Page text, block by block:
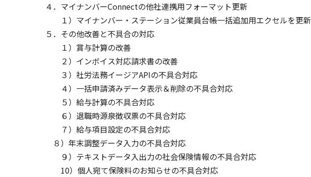
４．マイナンバーConnectの他社連携用フォーマット更新
１）マイナンバー・ステーション従業員台帳一括追加用エクセルを更新
５．その他改善と不具合の対応
１）賞与計算の改善
２）インボイス対応請求書の改善
３）社労法務イージアAPIの不具合対応
４）一括申請済みデータ表示＆削除の不具合対応
５）給与計算の不具合対応
６）退職時源泉徴収票の不具合対応
７）給与項目設定の不具合対応
８）年末調整データ入力の不具合対応
９）テキストデータ入出力の社会保険情報の不具合対応
10）個人宛て保険料のお知らせの不具合対応